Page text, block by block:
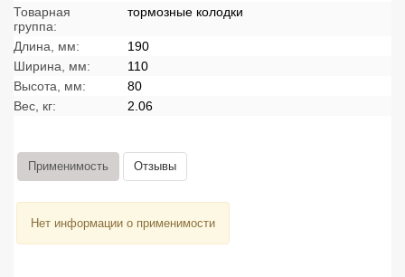
Товарная
группа:
тормозные колодки
Длина, мм:
190
Ширина, мм:
110
Высота, мм:
80
Вес, кг:
2.06
Применимость Отзывы
Нет информации о применимости